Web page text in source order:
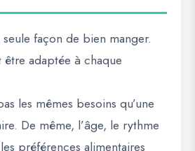
seule façon de bien manger.
être adaptée à chaque
les mêmes besoins qu’une
De même, l’âge, le rythme
préférences alimentaires